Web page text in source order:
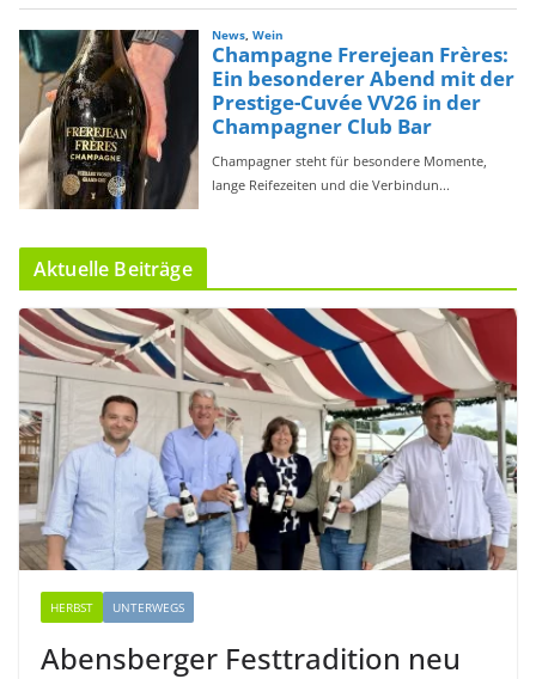
Aktuelle Beiträge
HERBST UNTERWEGS
Abensberger Festtradition neu